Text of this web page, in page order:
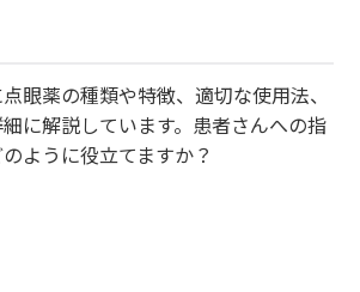
眼薬の種類や特徴、適切な使用法、
に解説しています。患者さんへの指
ように役立てますか？